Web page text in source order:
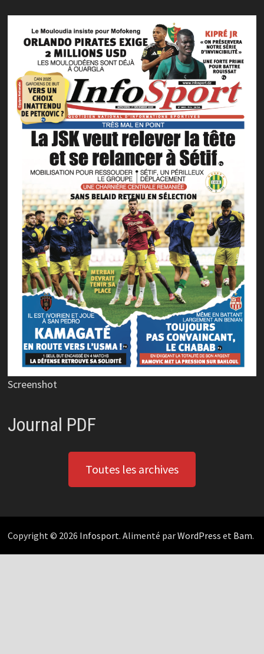
Screenshot
Journal PDF
Toutes les archives
Copyright © 2026 Infosport. Alimenté parWordPress et Bam.